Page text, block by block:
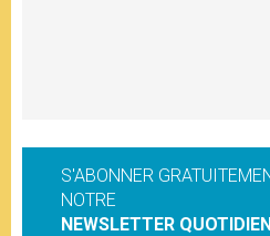
S'ABONNER
NOTRE
NEWSLETTER